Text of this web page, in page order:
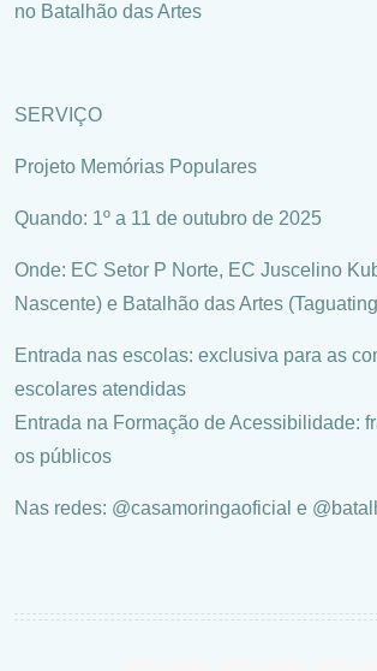
no Batalhão das Artes
SERVIÇO
Projeto Memórias Populares
Quando: 1º a 11 de outubro de 2025
Onde: EC Setor P Norte, EC Juscelino
Nascente) e Batalhão das Artes
Entrada nas escolas: exclusiva para as
escolares atendidas
Entrada na Formação de Acessibilidade:
os públicos
Nas redes: @casamoringaoficial e